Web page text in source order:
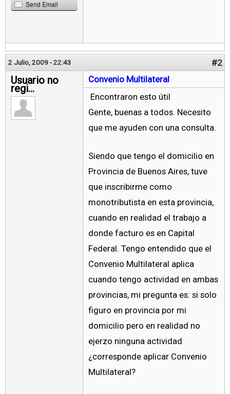
Send Email
2 Julio, 2009 - 22:43 #2
Usuario no
regi...
Convenio Multilateral
Encontraron esto útil
Gente, buenas a todos. Necesito
que me ayuden con una consulta.
Siendo que tengo el domicilio en
Provincia de Buenos Aires, tuve
que inscribirme como
monotributista en esta provincia,
cuando en realidad el trabajo a
donde facturo es en Capital
Federal. Tengo entendido que el
Convenio Multilateral aplica
cuando tengo actividad en ambas
provincias, mi pregunta es: si solo
figuro en provincia por mi
domicilio pero en realidad no
ejerzo ninguna actividad
¿corresponde aplicar Convenio
Multilateral?